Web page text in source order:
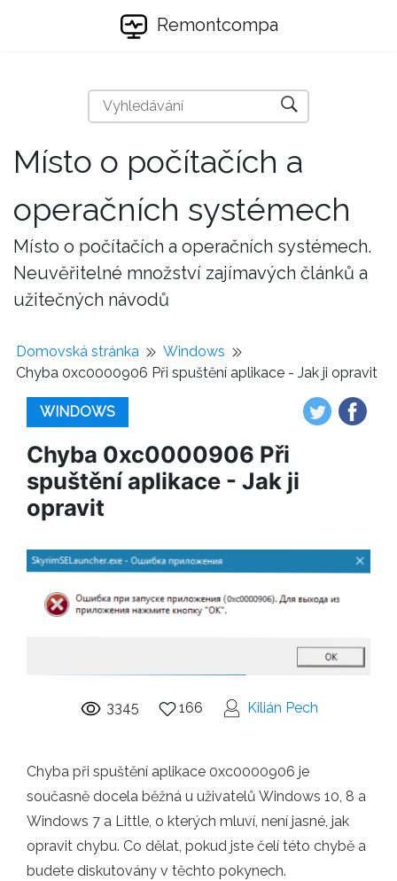
Remontcompa
Místo o počítačích a
operačních systémech
Místo o počítačích a operačních systémech.
Neuvěřitelné množství zajímavých článků a
užitečných návodů
Domovská stránka
Windows
Chyba 0xc0000906 Při spuštění aplikace - Jak ji opravit
WINDOWS
Chyba 0xc0000906 Při
spuštění aplikace - Jak ji
opravit
3345 166 Kilián Pech
Chyba při spuštění aplikace 0xc0000906 je
současně docela běžná u uživatelů Windows 10, 8 a
Windows 7 a Little, o kterých mluví, není jasné, jak
opravit chybu. Co dělat, pokud jste čelí této chybě a
budete diskutovány v těchto pokynech.